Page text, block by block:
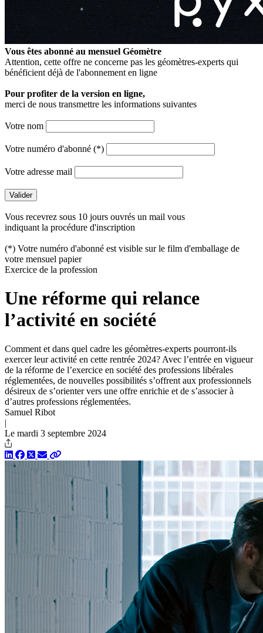
Vous êtes abonné au mensuel Géomètre
Attention, cette offre ne concerne pas les géomètres-experts qui
bénéficient déjà de l'abonnement en ligne
Pour profiter de la version en ligne,
merci de nous transmettre les informations suivantes
Votre nom
Votre numéro d'abonné (*)
Votre adresse mail
Vous recevrez sous 10 jours ouvrés un mail vous
indiquant la procédure d'inscription
(*) Votre numéro d'abonné est visible sur le film d'emballage de
votre mensuel papier
Exercice de la profession
Une réforme qui relance
l’activité en société
Comment et dans quel cadre les géomètres-experts pourront-ils
exercer leur activité en cette rentrée 2024? Avec l’entrée en vigueur
de la réforme de l’exercice en société des professions libérales
réglementées, de nouvelles possibilités s’offrent aux professionnels
désireux de s’orienter vers une offre enrichie et de s’associer à
d’autres professions réglementées.
Samuel Ribot
|
Le mardi 3 septembre 2024